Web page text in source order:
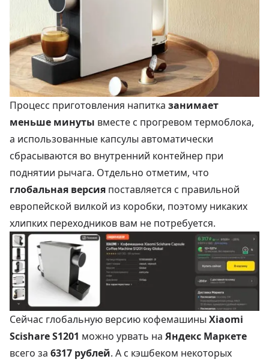
Процесс приготовления напитка занимает
меньше минуты вместе с прогревом термоблока,
а использованные капсулы автоматически
сбрасываются во внутренний контейнер при
поднятии рычага. Отдельно отметим, что
глобальная версия поставляется с правильной
европейской вилкой из коробки, поэтому никаких
хлипких переходников вам не потребуется.
Сейчас глобальную версию кофемашины Xiaomi
Scishare S1201 можно урвать на Яндекс Маркете
всего за 6317 рублей. А с кэшбеком некоторых